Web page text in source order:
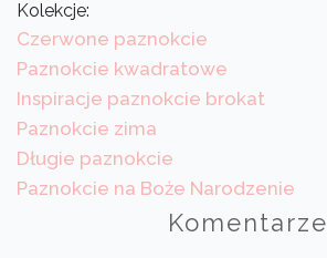
Kolekcje:
Czerwone paznokcie
Paznokcie kwadratowe
Inspiracje paznokcie brokat
Paznokcie zima
Długie paznokcie
Paznokcie na Boże Narodzenie
Komentarze